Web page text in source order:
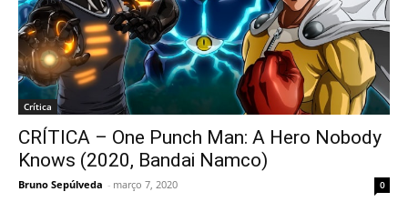
Crítica
CRÍTICA – One Punch Man: A Hero Nobody
Knows (2020, Bandai Namco)
Bruno Sepúlveda - março 7, 2020 0